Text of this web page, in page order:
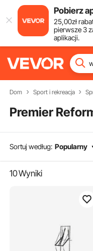
Pobierz
25,00zł
pierwsze 3
aplikacji.
Dom Sport i rekreacja
Premier
Sortuj według: Popularny
10Wyniki